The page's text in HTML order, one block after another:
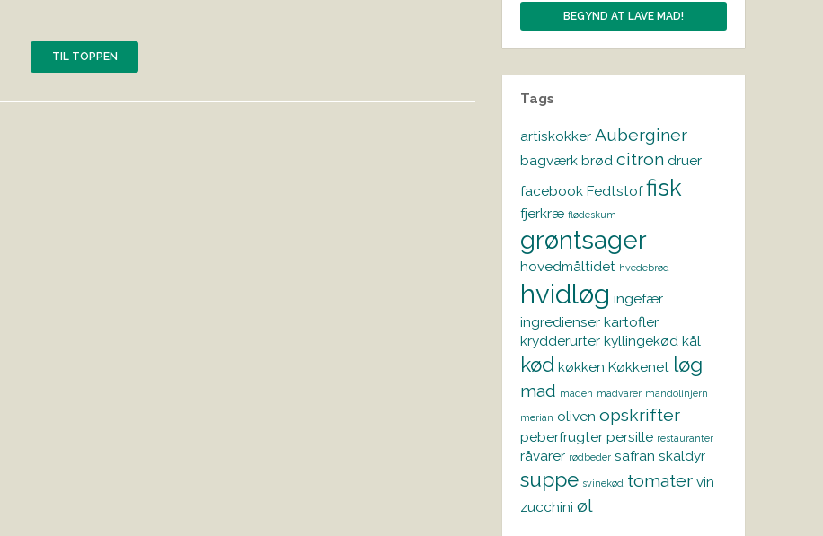
TIL TOPPEN
Tags
artiskokker Auberginer
bagværk brød citron druer
facebook Fedtstof fisk
fjerkræ flødeskum
grøntsager
hovedmåltidet hvedebrød
hvidløg ingefær
ingredienser kartofler
krydderurter kyllingekød kål
kød køkken Køkkenet løg
mad maden madvarer mandolinjern
merian oliven opskrifter
peberfrugter persille restauranter
råvarer rødbeder safran skaldyr
suppe svinekød tomater vin
zucchini øl